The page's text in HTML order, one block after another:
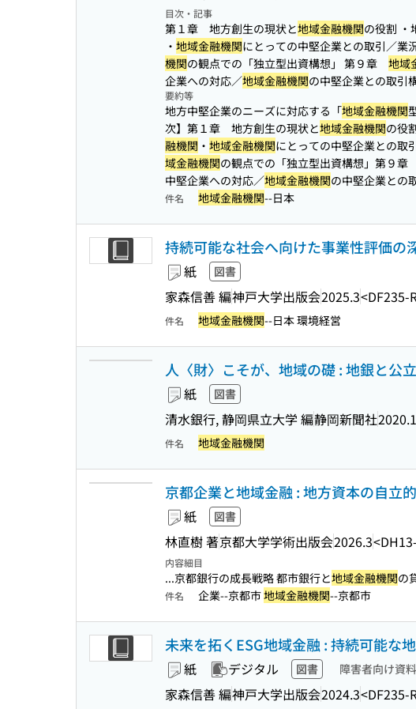
目次・記事
第１章 地方創生の現状と地域金融機関の役割 ・
・ 地域金融機関にとっての中堅企業との取引／業
機関の観点での「独立型出資構想」 第９章 地域
企業への対応／地域金融機関の中堅企業との取引
要約等
地方中堅企業のニーズに対応する「地域金融機関
次】第１章 地方創生の現状と地域金融機関の役
融機関 ・ 地域金融機関にとっての中堅企業との取
域金融機関の観点での「独立型出資構想」第９章
中堅企業への対応／地域金融機関の中堅企業との
件名 地域金融機関--日本
持続可能な社会へ向けた事業性評価の
紙 図書
家森信善 編神戸大学出版会2025.3<DF235-
件名 地域金融機関--日本 環境経営
人〈財〉こそが、地域の礎 : 地銀と公
紙 図書
清水銀行, 静岡県立大学 編静岡新聞社
件名 地域金融機関
京都企業と地域金融 : 地方資本の自立
紙 図書
林直樹 著京都大学学術出版会2026.3
内容細目
...京都銀行の成長戦略 都市銀行と地域金融機関の
件名 企業--京都市地域金融機関--京都市
未来を拓くESG地域金融 : 持続可能な
紙 デジタル 図書 障害者向け資
家森信善 編神戸大学出版会2024.3<DF235-